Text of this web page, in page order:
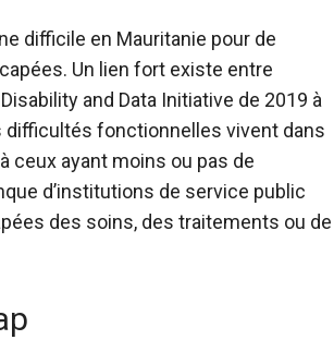
difficile en Mauritanie pour de
Un lien fort existe entre
and Data Initiative de 2019 à
difficultés fonctionnelles vivent dans
ceux ayant moins ou pas de
d’institutions de service public
des soins, des traitements ou de